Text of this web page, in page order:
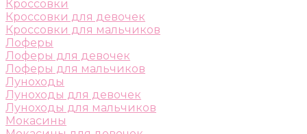
Кроссовки
Кроссовки для девочек
Кроссовки для мальчиков
Лоферы
Лоферы для девочек
Лоферы для мальчиков
Луноходы
Луноходы для девочек
Луноходы для мальчиков
Мокасины